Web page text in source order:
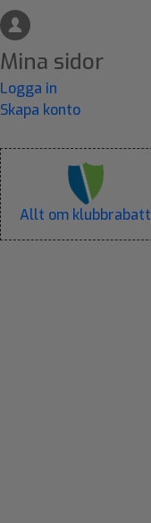
Mina sidor
Logga in
Skapa konto
Allt om klubbrabatt